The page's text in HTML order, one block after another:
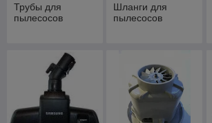
Трубы для
пылесосов
Шланги для
пылесосов